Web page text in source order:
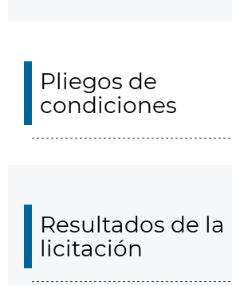
Pliegos de
condiciones
Resultados de la
licitación